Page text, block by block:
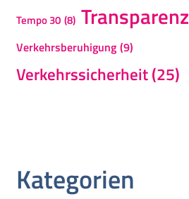
Tempo 30 (8) Transparenz
Verkehrsberuhigung (9)
Verkehrssicherheit(25)
Kategorien